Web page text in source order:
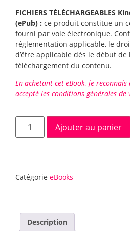
FICHIERS TÉLÉCHARGEABLES
(ePub) : ce produit constitue un
fourni par voie électronique.
réglementation applicable, le
d’être applicable dès le début de
téléchargement du contenu.
En achetant cet eBook, je
accepté les conditions générales
Ajouter au panier
Catégorie eBooks
Description